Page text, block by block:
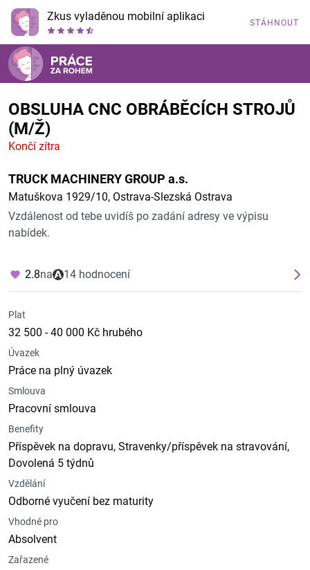
Zkus vyladěnou mobilní aplikaci STÁHNOUT
OBSLUHA CNC OBRÁBĚCÍCH STROJŮ
(M/Ž)
Končí zítra
TRUCK MACHINERY GROUP a.s.
Matuškova 1929/10, Ostrava-Slezská Ostrava
Vzdálenost od tebe uvidíš po zadání adresy ve výpisu
nabídek.
2.8na 14 hodnocení
Plat
32 500 - 40 000 Kč hrubého
Úvazek
Práce na plný úvazek
Smlouva
Pracovní smlouva
Benefity
Příspěvek na dopravu, Stravenky/příspěvek na stravování,
Dovolená 5 týdnů
Vzdělání
Odborné vyučení bez maturity
Vhodné pro
Absolvent
Zařazené